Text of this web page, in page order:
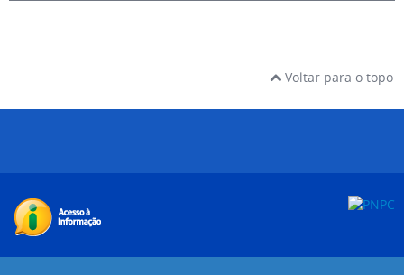
Voltar para o topo